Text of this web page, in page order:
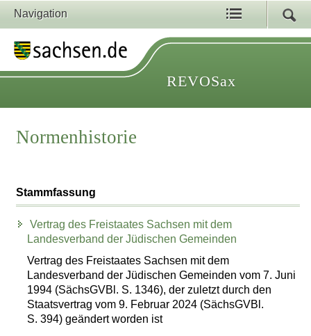
Navigation
REVOSax
Normenhistorie
Stammfassung
Vertrag des Freistaates Sachsen mit dem
Landesverband der Jüdischen Gemeinden
Vertrag des Freistaates Sachsen mit dem
Landesverband der Jüdischen Gemeinden vom 7. Juni
1994 (SächsGVBl. S. 1346), der zuletzt durch den
Staatsvertrag vom 9. Februar 2024 (SächsGVBl.
S. 394) geändert worden ist